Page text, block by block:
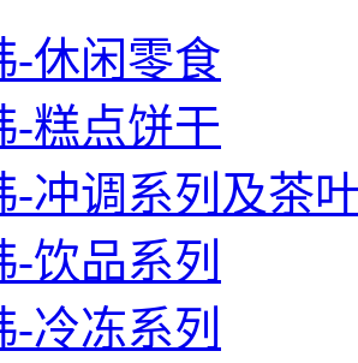
-休闲零食
-糕点饼干
-冲调系列及茶
-饮品系列
-冷冻系列